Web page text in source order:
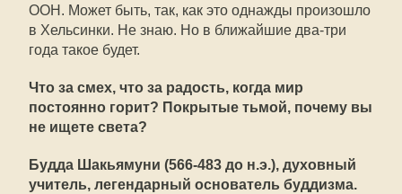
ООН. Может быть, так, как это однажды произошло
в Хельсинки. Не знаю. Но в ближайшие два-три
года такое будет.
Что за смех, что за радость, когда мир
постоянно горит? Покрытые тьмой, почему вы
не ищете света?
Будда Шакьямуни (566-483 до н.э.), духовный
учитель, легендарный основатель буддизма.